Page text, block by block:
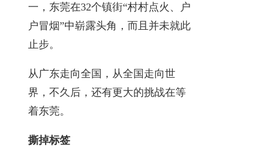
一，东莞在32个镇街“村村点火、户
户冒烟”中崭露头角，而且并未就此
止步。
从广东走向全国，从全国走向世
界，不久后，还有更大的挑战在等
着东莞。
撕掉标签